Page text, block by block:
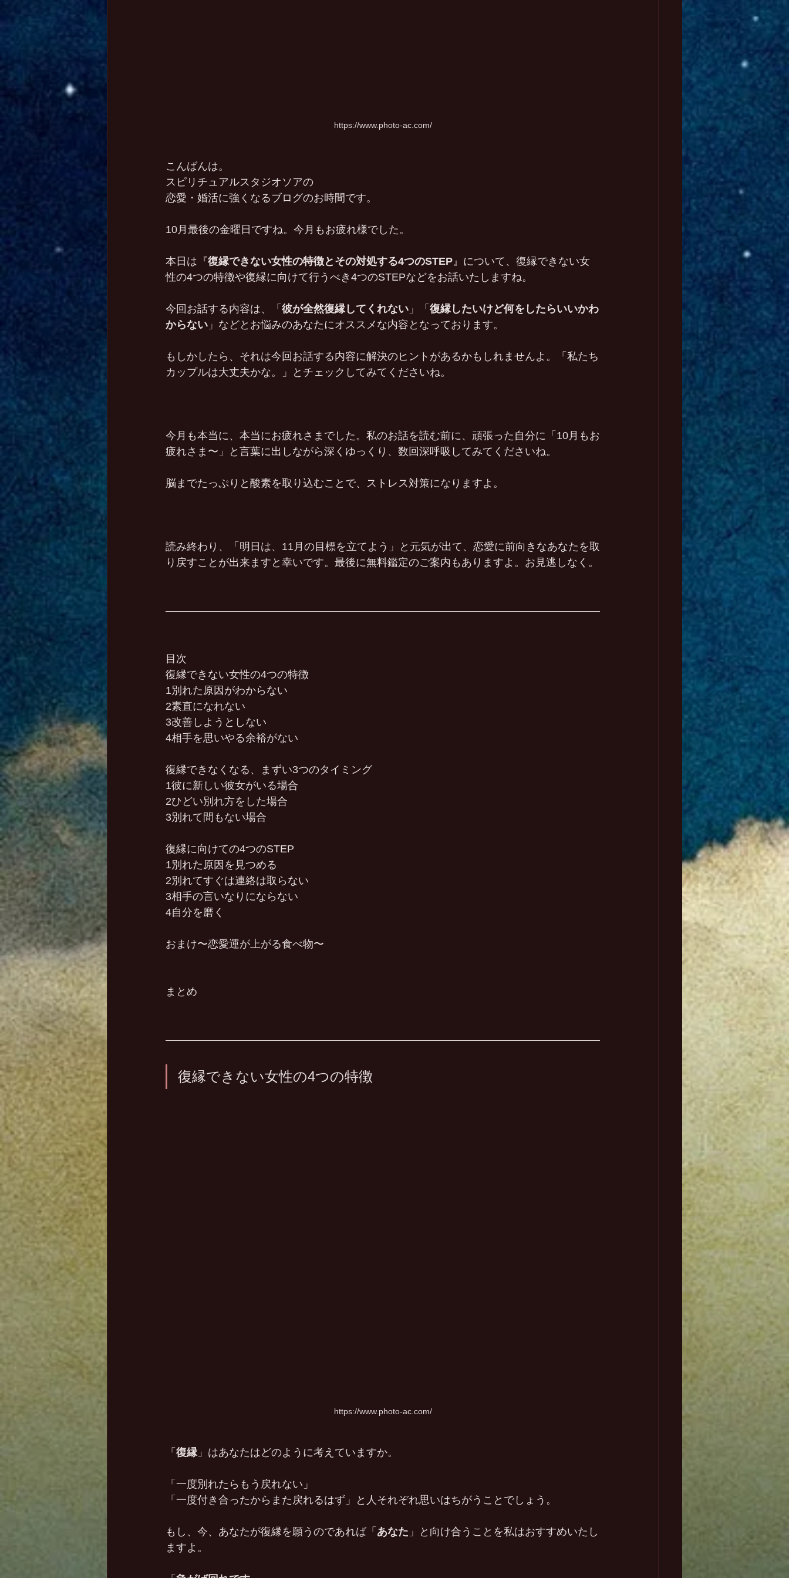
https://www.photo-ac.com/
こんばんは。
スピリチュアルスタジオソアの
恋愛・婚活に強くなるブログのお時間です。
10月最後の金曜日ですね。今月もお疲れ様でした。
本日は『復縁できない女性の特徴とその対処する4つのSTEP 』について、復縁できない女
性の4つの特徴や復縁に向けて行うべき4つのSTEPなどをお話いたしますね。
今回お話する内容は、「 彼が全然復縁してくれない 」「 復縁したいけど何をしたらいいかわ
からない 」などとお悩みのあなたにオススメな内容となっております。
もしかしたら、それは今回お話する内容に解決のヒントがあるかもしれませんよ。「私たち
カップルは大丈夫かな。」とチェックしてみてくださいね。
今月も本当に、本当にお疲れさまでした。私のお話を読む前に、頑張った自分に「10月もお
疲れさま〜」と言葉に出しながら深くゆっくり、数回深呼吸してみてくださいね。
脳までたっぷりと酸素を取り込むことで、ストレス対策になりますよ。
読み終わり、「明日は、11月の目標を立てよう」と元気が出て、恋愛に前向きなあなたを取
り戻すことが出来ますと幸いです。最後に無料鑑定のご案内もありますよ。お見逃しなく。
目次
復縁できない女性の4つの特徴
1別れた原因がわからない
2素直になれない
3改善しようとしない
4相手を思いやる余裕がない
復縁できなくなる、まずい3つのタイミング
1彼に新しい彼女がいる場合
2ひどい別れ方をした場合
3別れて間もない場合
復縁に向けての4つのSTEP
1別れた原因を見つめる
2別れてすぐは連絡は取らない
3相手の言いなりにならない
4自分を磨く
おまけ〜恋愛運が上がる食べ物〜
まとめ
復縁できない女性の4つの特徴
https://www.photo-ac.com/
「 復縁」はあなたはどのように考えていますか。
「一度別れたらもう戻れない」
「一度付き合ったからまた戻れるはず」と人それぞれ思いはちがうことでしょう。
もし、今、あなたが復縁を願うのであれば「 あなた 」と向け合うことを私はおすすめいたし
ますよ。